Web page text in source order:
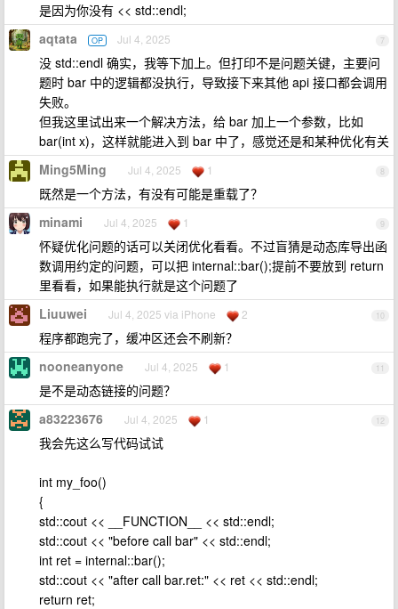
是因为你没有 << std::endl;
7
aqtata OP Jul 4, 2025
没 std::endl 确实，我等下加上。但打印不是问题关键，主要问
题时 bar 中的逻辑都没执行，导致接下来其他 api 接口都会调用
失败。
但我这里试出来一个解决方法，给 bar 加上一个参数，比如
bar(int x)，这样就能进入到 bar 中了，感觉还是和某种优化有关
8
Ming5Ming Jul 4, 2025 1
既然是一个方法，有没有可能是重载了？
9
minami Jul 4, 2025 1
怀疑优化问题的话可以关闭优化看看。不过盲猜是动态库导出函
数调用约定的问题，可以把 internal::bar();提前不要放到 return
里看看，如果能执行就是这个问题了
10
Liuuwei Jul 4, 2025 via iPhone 2
程序都跑完了，缓冲区还会不刷新？
11
nooneanyone Jul 4, 2025 1
是不是动态链接的问题？
12
a83223676 Jul 4, 2025 1
我会先这么写代码试试
int my_foo()
{
std::cout << __FUNCTION__ << std::endl;
std::cout << "before call bar" << std::endl;
int ret = internal::bar();
std::cout << "after call bar.ret:" << ret << std::endl;
return ret;